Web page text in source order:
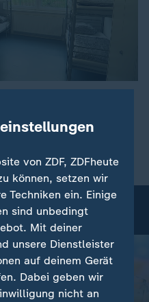
Asylsystem, kurz GEAS,
damit die illegale
beschleunigen.
von ZDF, ZDFheute
können, setzen wir
Techniken ein. Einige
sind unbedingt
Mit deiner
unsere Dienstleister
auf deinem Gerät
Dabei geben wir
nicht an